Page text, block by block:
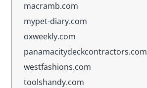
macramb.com
mypet-diary.com
oxweekly.com
panamacitydeckcontractors.com
westfashions.com
toolshandy.com